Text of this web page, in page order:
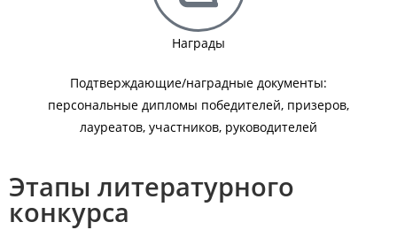
Награды
Подтверждающие/наградные документы:
персональные дипломы победителей, призеров,
лауреатов, участников, руководителей
Этапы литературного
конкурса